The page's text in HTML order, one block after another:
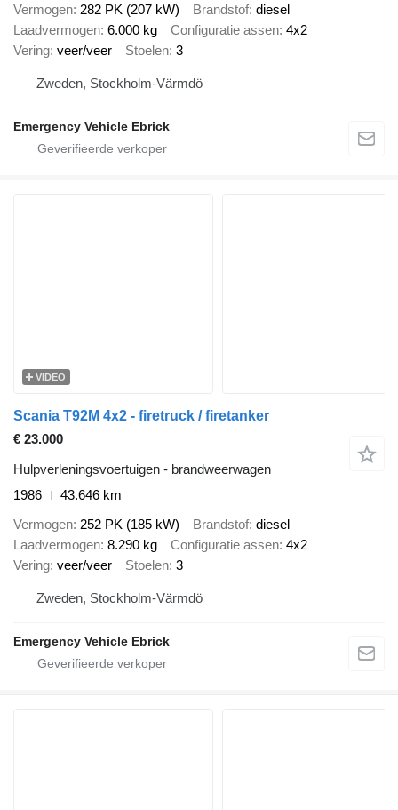
Vermogen 282 PK (207 kW) Brandstof diesel
Laadvermogen 6.000 kg Configuratie assen 4x2
Vering veer/veer Stoelen 3
Zweden, Stockholm-Värmdö
Emergency Vehicle Ebrick
VIDEO
Scania T92M 4x2 - firetruck / firetanker
€ 23.000
Hulpverleningsvoertuigen - brandweerwagen
1986
43.646 km
Vermogen 252 PK (185 kW) Brandstof diesel
Laadvermogen 8.290 kg Configuratie assen 4x2
Vering veer/veer Stoelen 3
Zweden, Stockholm-Värmdö
Emergency Vehicle Ebrick